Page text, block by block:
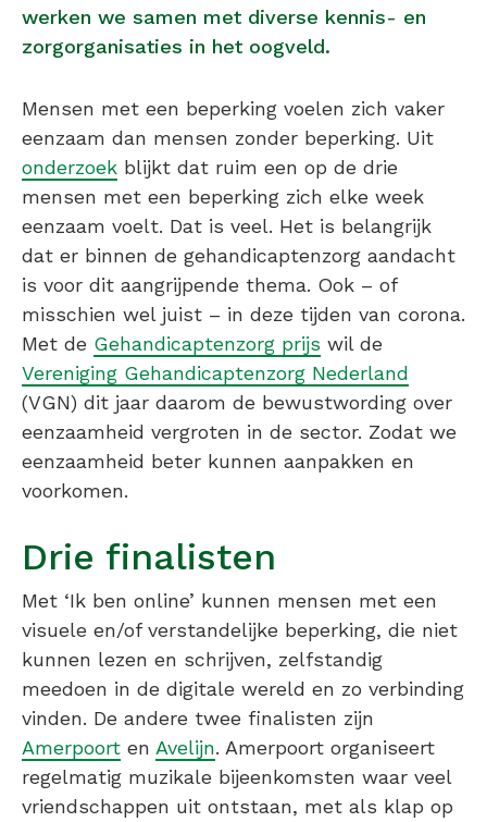
werken we samen met diverse kennis- en
zorgorganisaties in het oogveld.
Mensen met een beperking voelen zich vaker
eenzaam dan mensen zonder beperking. Uit
onderzoek blijkt dat ruim een op de drie
mensen met een beperking zich elke week
eenzaam voelt. Dat is veel. Het is belangrijk
dat er binnen de gehandicaptenzorg aandacht
is voor dit aangrijpende thema. Ook – of
misschien wel juist – in deze tijden van corona.
Met de Gehandicaptenzorg prijs wil de
Vereniging Gehandicaptenzorg Nederland
(VGN) dit jaar daarom de bewustwording over
eenzaamheid vergroten in de sector. Zodat we
eenzaamheid beter kunnen aanpakken en
voorkomen.
Drie finalisten
Met ‘Ik ben online’ kunnen mensen met een
visuele en/of verstandelijke beperking, die niet
kunnen lezen en schrijven, zelfstandig
meedoen in de digitale wereld en zo verbinding
vinden. De andere twee finalisten zijn
Amerpoort en Avelijn. Amerpoort organiseert
regelmatig muzikale bijeenkomsten waar veel
vriendschappen uit ontstaan, met als klap op